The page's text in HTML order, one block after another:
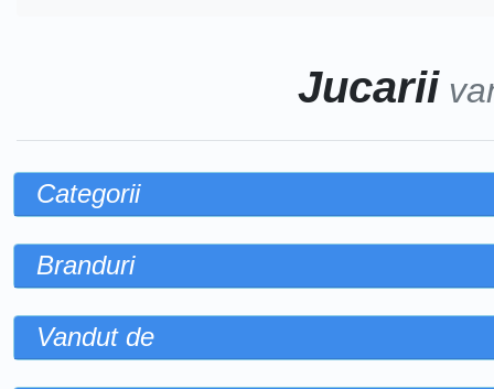
Jucarii
Categorii
Branduri
Vandut de